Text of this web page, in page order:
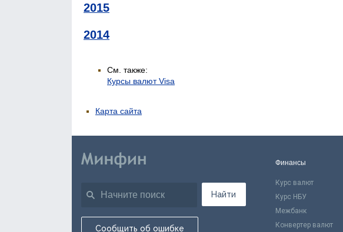
2015
2014
См. также:
Курсы валют Visa
Карта сайта
Найти
Сообщить об ошибке
Финансы
Курс валют
Курс НБУ
Межбанк
Конвертер валют